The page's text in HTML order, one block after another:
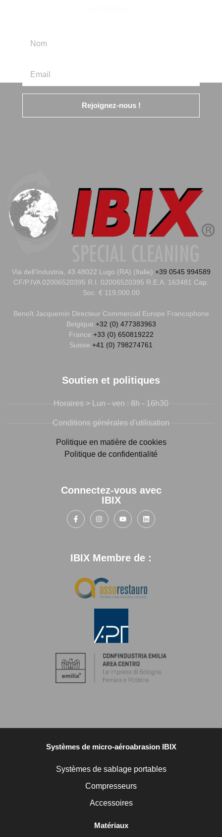
Rejoignez-nous !
Via dell’Industria, 43 48022 Lugo (RA) (Italie) +39 0545 994589
CF/P.IVA 02006520395 R.I. 02006520395 R.E.A. 163481 Cap.
Soc. € 119,000.00
Benoît Jacquemin Directeur Commercial Europe Francophone
Belgique:+32 (0) 477383963
France:+33 (0) 650819222
Suisse:+41 (0) 798274761
Soutien et politiques
Horaires > Lun - ven : 8h - 16h30
Conditions générales d'utilisation
Politique en matière de cookies
Politique de confidentialité
Connectez-vous avec
IBIX
IBIX Membre de :
Systèmes de micro-aéroabrasion IBIX
Systèmes de sablage portables
Compresseurs
Accessoires
Matériaux